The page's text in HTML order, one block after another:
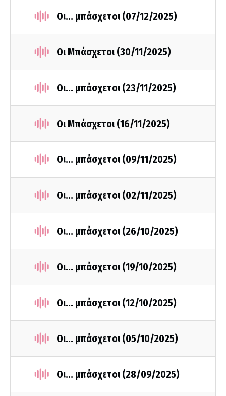
Οι... μπάσχετοι (07/12/2025)
Οι Μπάσχετοι (30/11/2025)
Οι... μπάσχετοι (23/11/2025)
Οι Μπάσχετοι (16/11/2025)
Οι... μπάσχετοι (09/11/2025)
Οι... μπάσχετοι (02/11/2025)
Οι... μπάσχετοι (26/10/2025)
Οι... μπάσχετοι (19/10/2025)
Οι... μπάσχετοι (12/10/2025)
Οι... μπάσχετοι (05/10/2025)
Οι... μπάσχετοι (28/09/2025)